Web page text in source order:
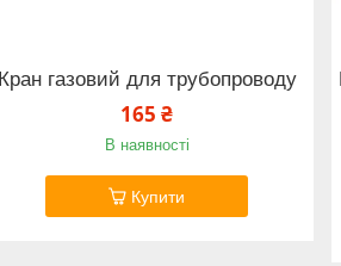
Кран газовий для трубопроводу
165 ₴
В наявності
Купити